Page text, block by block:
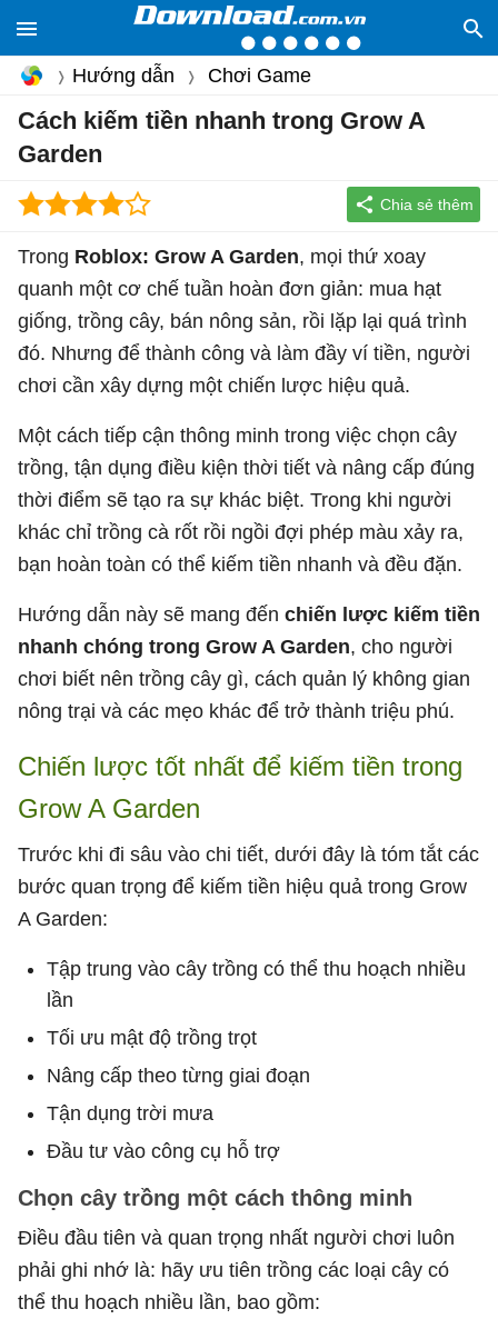
Hướng dẫn Chơi Game
Cách kiếm tiền nhanh trong Grow A
Garden
Trong Roblox: Grow A Garden, mọi thứ xoay
quanh một cơ chế tuần hoàn đơn giản: mua hạt
giống, trồng cây, bán nông sản, rồi lặp lại quá trình
đó. Nhưng để thành công và làm đầy ví tiền, người
chơi cần xây dựng một chiến lược hiệu quả.
Một cách tiếp cận thông minh trong việc chọn cây
trồng, tận dụng điều kiện thời tiết và nâng cấp đúng
thời điểm sẽ tạo ra sự khác biệt. Trong khi người
khác chỉ trồng cà rốt rồi ngồi đợi phép màu xảy ra,
bạn hoàn toàn có thể kiếm tiền nhanh và đều đặn.
Hướng dẫn này sẽ mang đến chiến lược kiếm tiền
nhanh chóng trong Grow A Garden, cho người
chơi biết nên trồng cây gì, cách quản lý không gian
nông trại và các mẹo khác để trở thành triệu phú.
Chiến lược tốt nhất để kiếm tiền trong
Grow A Garden
Trước khi đi sâu vào chi tiết, dưới đây là tóm tắt các
bước quan trọng để kiếm tiền hiệu quả trong Grow
A Garden:
Tập trung vào cây trồng có thể thu hoạch nhiều
lần
Tối ưu mật độ trồng trọt
Nâng cấp theo từng giai đoạn
Tận dụng trời mưa
Đầu tư vào công cụ hỗ trợ
Chọn cây trồng một cách thông minh
Điều đầu tiên và quan trọng nhất người chơi luôn
phải ghi nhớ là: hãy ưu tiên trồng các loại cây có
thể thu hoạch nhiều lần, bao gồm: